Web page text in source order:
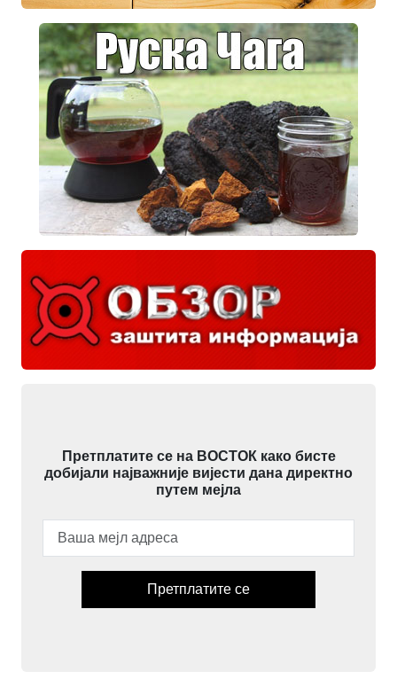
Претплатите се на ВОСТОК како бисте
добијали најважније вијести дана директно
путем мејла
Претплатите се